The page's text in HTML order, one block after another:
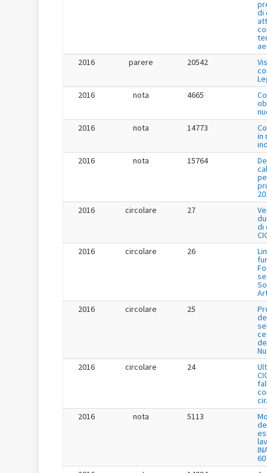
di
2016
parere 20542
2016
nota 4665
2016
nota 14773
in
2016
nota 15764
2016
circolare 27
di
2016
circolare 26
2016
circolare 25
2016
circolare 24
2016
nota 5113